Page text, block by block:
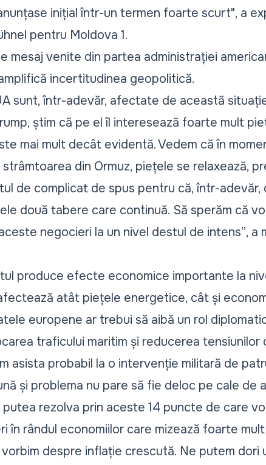
inițial într-un termen foarte scurt", a
pentru Moldova 1.
mesaj venite din partea administrației
incertitudinea geopolitică.
sunt, într-adevăr, afectate de această
știm că pe el îl interesează foarte mult
mai mult decât evidentă. Vedem că în
din Ormuz, piețele se relaxează,
de complicat de spus pentru că, într-adevăr,
două tabere care continuă. Să sperăm că
negocieri la un nivel destul de intens”, a
produce efecte economice importante la
atât piețele energetice, cât și
europene ar trebui să aibă un rol
traficului maritim și reducerea tensiunilor
asista probabil la o intervenție militară de
și problema nu pare să fie deloc pe cale de
rezolva prin aceste 14 puncte de care
în rândul economiilor care mizează foarte
vorbim despre inflație crescută. Ne putem dori